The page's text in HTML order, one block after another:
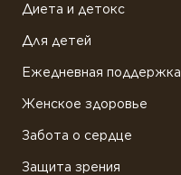
Диета и детокс
Для детей
Ежедневная поддержка
Женское здоровье
Забота о сердце
Защита зрения